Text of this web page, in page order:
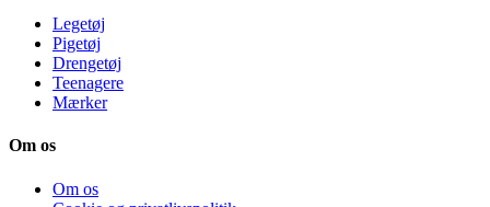
Legetøj
Pigetøj
Drengetøj
Teenagere
Mærker
Om os
Om os